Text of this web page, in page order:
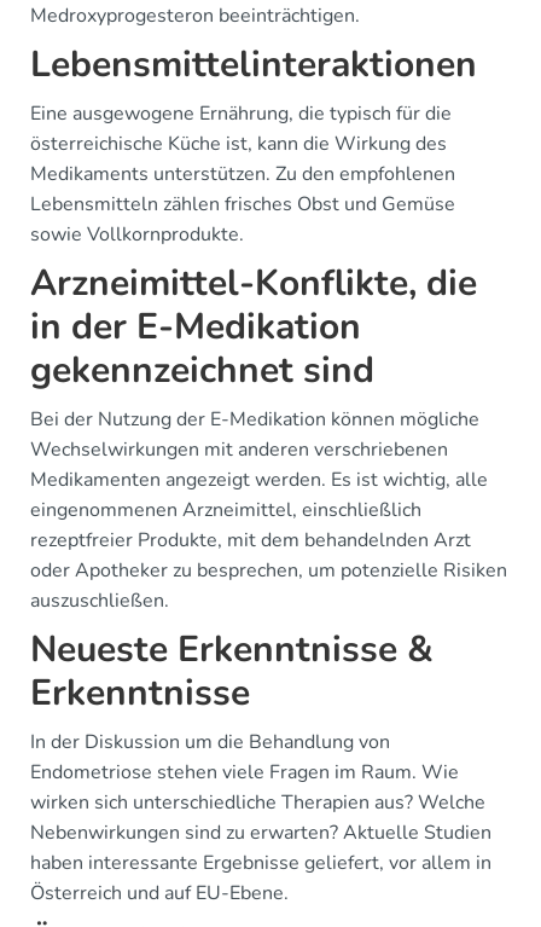
Medroxyprogesteron beeinträchtigen.
Lebensmittelinteraktionen
Eine ausgewogene Ernährung, die typisch für die
österreichische Küche ist, kann die Wirkung des
Medikaments unterstützen. Zu den empfohlenen
Lebensmitteln zählen frisches Obst und Gemüse
sowie Vollkornprodukte.
Arzneimittel-Konflikte, die
in der E-Medikation
gekennzeichnet sind
Bei der Nutzung der E-Medikation können mögliche
Wechselwirkungen mit anderen verschriebenen
Medikamenten angezeigt werden. Es ist wichtig, alle
eingenommenen Arzneimittel, einschließlich
rezeptfreier Produkte, mit dem behandelnden Arzt
oder Apotheker zu besprechen, um potenzielle Risiken
auszuschließen.
Neueste Erkenntnisse &
Erkenntnisse
In der Diskussion um die Behandlung von
Endometriose stehen viele Fragen im Raum. Wie
wirken sich unterschiedliche Therapien aus? Welche
Nebenwirkungen sind zu erwarten? Aktuelle Studien
haben interessante Ergebnisse geliefert, vor allem in
Österreich und auf EU-Ebene.